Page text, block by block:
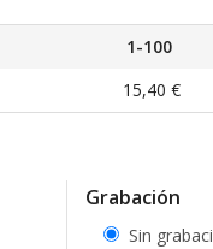
1-100
15,40 €
Grabación
Sin